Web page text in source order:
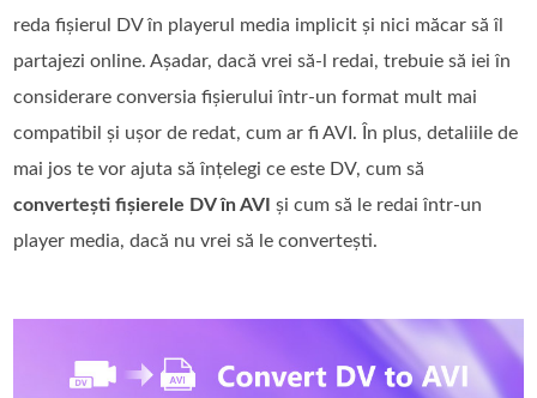
reda fișierul DV în playerul media implicit și nici măcar să îl
partajezi online. Așadar, dacă vrei să-l redai, trebuie să iei în
considerare conversia fișierului într-un format mult mai
compatibil și ușor de redat, cum ar fi AVI. În plus, detaliile de
mai jos te vor ajuta să înțelegi ce este DV, cum să
convertești fișierele DV în AVI și cum să le redai într-un
player media, dacă nu vrei să le convertești.